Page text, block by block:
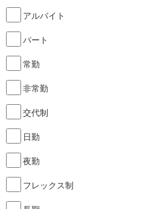
アルバイト
パート
常勤
非常勤
交代制
日勤
夜勤
フレックス制